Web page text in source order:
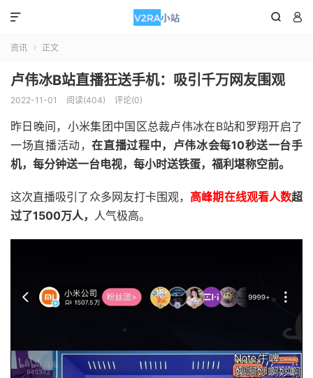
 

资讯  正文
卢伟冰B站直播狂送手机：吸引千万网友围观
2022-11-01 阅读(404) 评论(0)
昨日晚间，小米集团中国区总裁卢伟冰在B站和罗翔开启了
一场直播活动，在直播过程中，卢伟冰会每10秒送一台手
机，每分钟送一台电视，每小时送铁蛋，福利堪称空前。
这次直播吸引了众多网友打卡围观， 高峰期在线观看人数超
过了1500万人， 人气极高。